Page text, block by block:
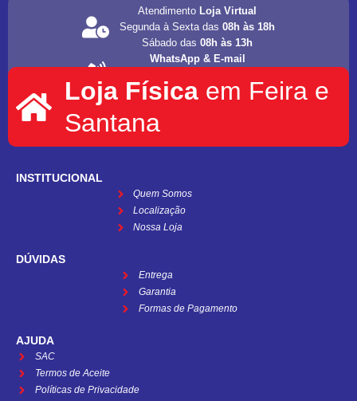
Atendimento Loja Virtual
Segunda à Sexta das08h às 18h
Sábado das08h às 13h
WhatsApp & E-mail
informat.servicos1@gmail.com
Loja Física em Feira e
Santana
INSTITUCIONAL
Quem Somos
Localização
Nossa Loja
DÚVIDAS
Entrega
Garantia
Formas de Pagamento
AJUDA
SAC
Termos de Aceite
Políticas de Privacidade